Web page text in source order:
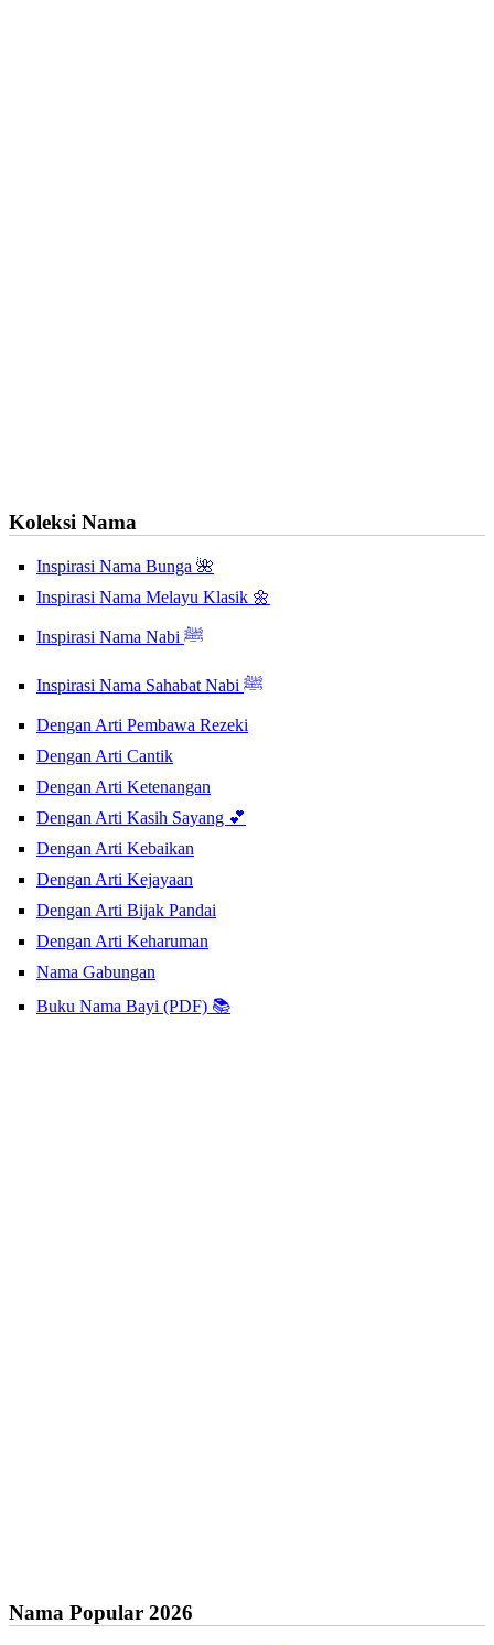
Koleksi Nama
Inspirasi Nama Bunga 🌺
Inspirasi Nama Melayu Klasik 🌼
Inspirasi Nama Nabi ﷺ
Inspirasi Nama Sahabat Nabi ﷺ
Dengan Arti Pembawa Rezeki
Dengan Arti Cantik
Dengan Arti Ketenangan
Dengan Arti Kasih Sayang 💕
Dengan Arti Kebaikan
Dengan Arti Kejayaan
Dengan Arti Bijak Pandai
Dengan Arti Keharuman
Nama Gabungan
Buku Nama Bayi (PDF) 📚
Nama Popular 2026